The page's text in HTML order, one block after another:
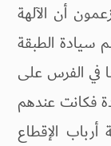
أن الآلهة
سيادة الطبقة
في الفرس على
فكانت عندهم
الإقطاع